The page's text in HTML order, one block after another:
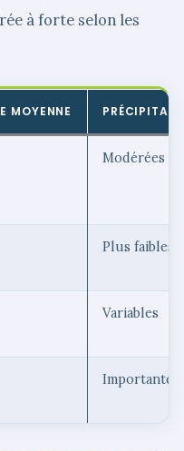
à forte selon les
MOYENNE
Modérées
Plus faibles
Variables
Importantes